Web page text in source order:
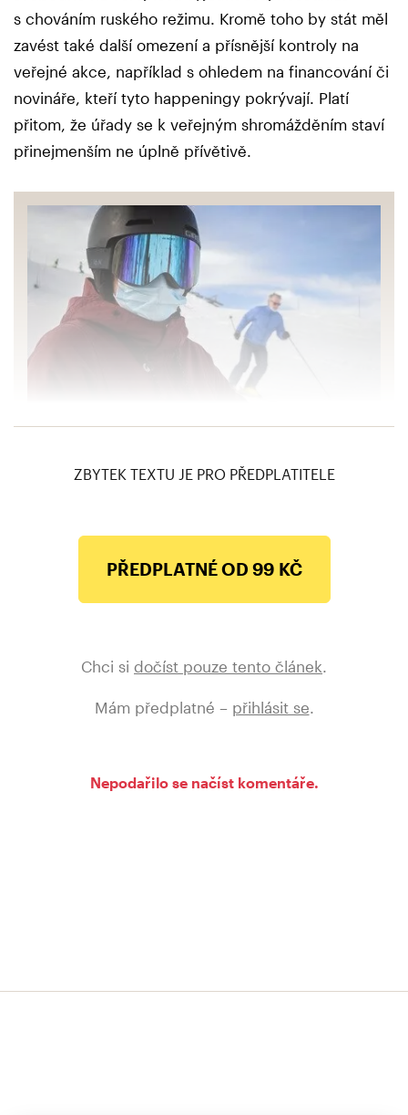
s chováním ruského režimu. Kromě toho by stát měl
zavést také další omezení a přísnější kontroly na
veřejné akce, například s ohledem na financování či
novináře, kteří tyto happeningy pokrývají. Platí
přitom, že úřady se k veřejným shromážděním staví
přinejmenším ne úplně přívětivě.
Evropa se pře o zákaz lyžování kvůli covidu.
ZBYTEK TEXTU JE PRO PŘEDPLATITELE
PŘEDPLATNÉ OD 99 KČ
Chci si dočíst pouze tento článek
Mám předplatné – přihlásit se
Nepodařilo se načíst komentáře.